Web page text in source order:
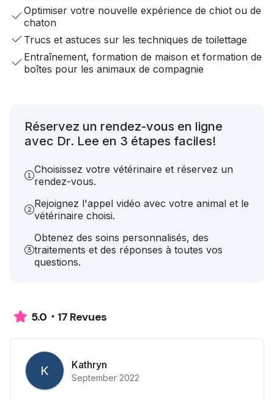
Optimiser votre nouvelle expérience de chiot ou de
chaton
Trucs et astuces sur les techniques de toilettage
Entraînement, formation de maison et formation de
boîtes pour les animaux de compagnie
Réservez un rendez-vous en ligne
avec Dr. Lee en 3 étapes faciles!
Choisissez votre vétérinaire et réservez un
rendez-vous.
Rejoignez l'appel vidéo avec votre animal et le
vétérinaire choisi.
Obtenez des soins personnalisés, des
traitements et des réponses à toutes vos
questions.
5.0 17 Revues
K Kathryn
September 2022